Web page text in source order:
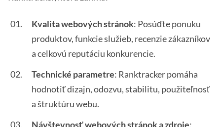
Kvalita webových stránok: Posúďte ponuku
produktov, funkcie služieb, recenzie zákazníkov
a celkovú reputáciu konkurencie.
Technické parametre: Ranktracker pomáha
hodnotiť dizajn, odozvu, stabilitu, použiteľnosť
a štruktúru webu.
Návštevnosť webových stránok a zdroje: